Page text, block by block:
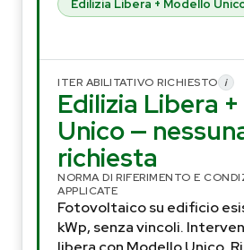
Edilizia Libera + Modello
ITER ABILITATIVO RICHIESTO i
Edilizia Libera
Unico —
richiesta
NORMA DI RIFERIMENTO E
APPLICATE
Fotovoltaico su edificio
kWp, senza vincoli.